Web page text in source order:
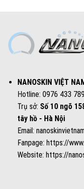
NANOSKIN VIỆT
Hotline: 0976 433
Trụ sở: Số 10 ngõ
tây hồ - Hà Nội
Email:
Fanpage: https://
Website: https://